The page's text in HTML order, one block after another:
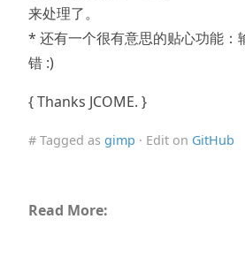
来处理了。
* 还有一个很有意思的贴心功能：
错 :)
{ Thanks JCOME. }
# Tagged as gimp · Edit on GitHub
Read More: